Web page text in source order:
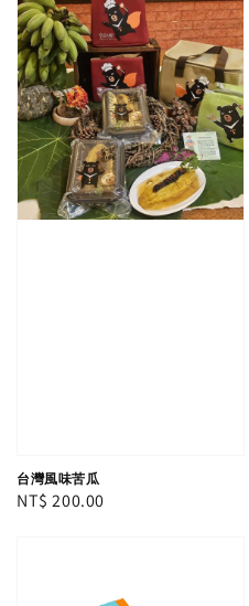
台灣風味苦瓜
Regular
NT$ 200.00